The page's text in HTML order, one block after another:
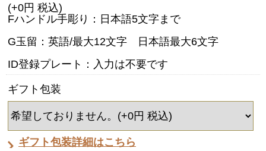
(+0円 税込)
Fハンドル手彫り：日本語5文字まで
G玉留：英語/最大12文字 日本語最大6文字
ID登録プレート：入力は不要です
ギフト包装
ギフト包装詳細はこちら